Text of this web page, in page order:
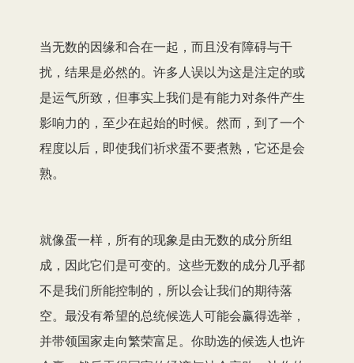
当无数的因缘和合在一起，而且没有障碍与干
扰，结果是必然的。许多人误以为这是注定的或
是运气所致，但事实上我们是有能力对条件产生
影响力的，至少在起始的时候。然而，到了一个
程度以后，即使我们祈求蛋不要煮熟，它还是会
熟。
就像蛋一样，所有的现象是由无数的成分所组
成，因此它们是可变的。这些无数的成分几乎都
不是我们所能控制的，所以会让我们的期待落
空。最没有希望的总统候选人可能会赢得选举，
并带领国家走向繁荣富足。你助选的候选人也许